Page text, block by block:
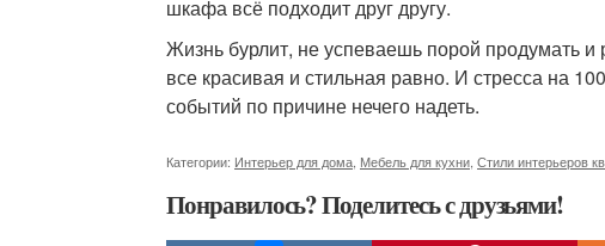
шкафа всё подходит друг другу.
Жизнь бурлит, не успеваешь порой продумать
все красивая и стильная равно. И стресса на
событий по причине нечего надеть.
Категории: Интерьер для дома Мебель для кухни Стили интерьеров
Понравилось? Поделитесь с друзьями!